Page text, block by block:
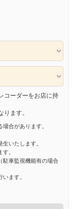
コーダーをお店に持
ます。
合があります。
いたします。
。
駐車監視機能有の場合
ます。